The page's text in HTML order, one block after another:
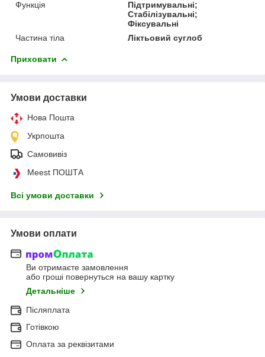
Функція
Підтримувальні;
Стабілізувальні;
Фіксувальні
Частина тіла
Ліктьовий суглоб
Приховати
Умови доставки
Нова Пошта
Укрпошта
Самовивіз
Meest ПОШТА
Всі умови доставки
Умови оплати
Ви отримаєте замовлення
або гроші повернуться на вашу картку
Детальніше
Післяплата
Готівкою
Оплата за реквізитами